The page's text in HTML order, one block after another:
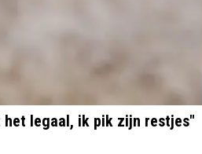
het legaal, ik pik zijn restjes"